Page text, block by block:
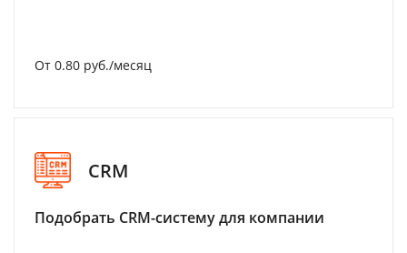
От 0.80 руб./месяц
CRM
Подобрать CRM-систему для компании